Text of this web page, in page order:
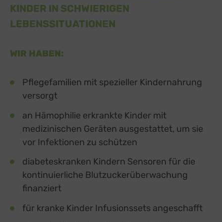
KINDER IN SCHWIERIGEN
LEBENSSITUATIONEN
WIR HABEN:
Pflegefamilien mit spezieller Kindernahrung
versorgt
an Hämophilie erkrankte Kinder mit
medizinischen Geräten ausgestattet, um sie
vor Infektionen zu schützen
diabeteskranken Kindern Sensoren für die
kontinuierliche Blutzuckerüberwachung
finanziert
für kranke Kinder Infusionssets angeschafft